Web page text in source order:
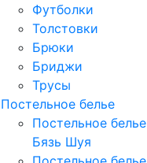
Футболки
Толстовки
Брюки
Бриджи
Трусы
Постельное белье
Постельное белье
Бязь Шуя